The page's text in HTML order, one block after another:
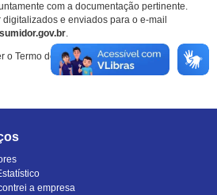
com a documentação pertinente.
e enviados para o e-mail
.
o Termo de Adesão.
a empresa